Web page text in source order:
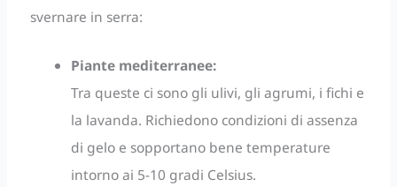
svernare in serra:
Piante mediterranee:
Tra queste ci sono gli ulivi, gli agrumi, i fichi e
la lavanda. Richiedono condizioni di assenza
di gelo e sopportano bene temperature
intorno ai 5-10 gradi Celsius.